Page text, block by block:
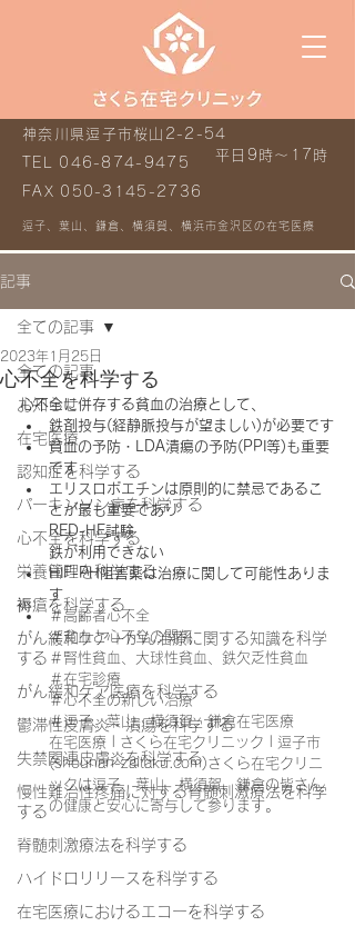
平日9時～17時
神奈川県逗子市桜山2-2-54
TEL 046-874-9475
FAX 050-3145-2736
逗子、葉山、鎌倉、横須賀、横浜市金沢区の在宅医療
記事
全ての記事
お知らせ
在宅医療
認知症を科学する
パーキンソン病を科学する
心不全を科学する
栄養管理を科学する
褥瘡を科学する
がん緩和ケア＋がん治療に関する知識を科学
する
がん緩和ケア医療を科学する
鬱滞性皮膚炎・潰瘍を科学する
失禁関連皮膚炎を科学する
慢性難治性疼痛に対する脊髄刺激療法を科学
する
脊髄刺激療法を科学する
ハイドロリリースを科学する
在宅医療におけるエコーを科学する
全ての記事
心不全を科学する
2023年1月25日
心不全に併存する貧血の治療として、
鉄剤投与(経静脈投与が望ましい)が必要です
貧血の予防・LDA潰瘍の予防(PPI等)も重要
です
エリスロポエチンは原則的に禁忌であるこ
とが最も重要であり
RED-HF試験
鉄が利用できない
HIF-PH阻害薬は治療に関して可能性ありま
す
＃高齢者心不全
＃貧血と心不全の関係
＃腎性貧血、大球性貧血、鉄欠乏性貧血
＃在宅診療
＃心不全の新しい治療
＃逗子、葉山、横須賀、鎌倉在宅医療
在宅医療 | さくら在宅クリニック | 逗子市
(shounan-zaitaku.com)さくら在宅クリニ
ックは逗子、葉山、横須賀、鎌倉の皆さん
の健康と安心に寄与して参ります。